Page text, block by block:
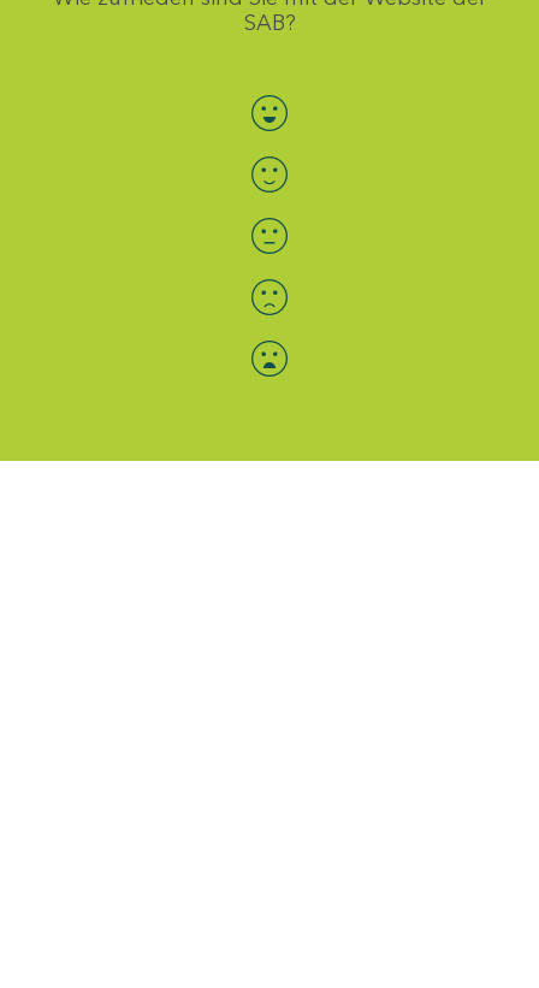
SAB?
Bewertung auswählen